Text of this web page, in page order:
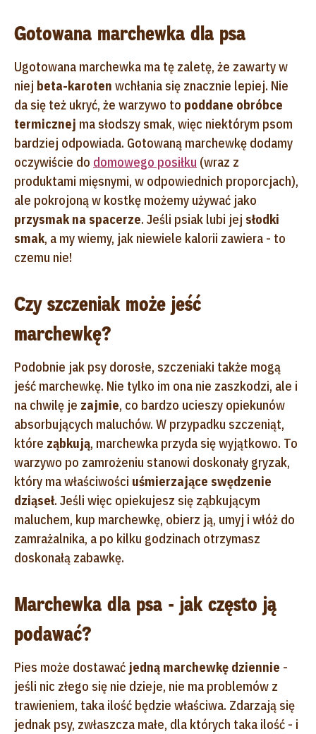
Gotowana marchewka dla psa
Ugotowana marchewka ma tę zaletę, że zawarty w
niej beta-karoten wchłania się znacznie lepiej. Nie
da się też ukryć, że warzywo to poddane obróbce
termicznej ma słodszy smak, więc niektórym psom
bardziej odpowiada. Gotowaną marchewkę dodamy
oczywiście do domowego posiłku (wraz z
produktami mięsnymi, w odpowiednich proporcjach),
ale pokrojoną w kostkę możemy używać jako
przysmak na spacerze. Jeśli psiak lubi jej słodki
smak, a my wiemy, jak niewiele kalorii zawiera - to
czemu nie!
Czy szczeniak może jeść
marchewkę?
Podobnie jak psy dorosłe, szczeniaki także mogą
jeść marchewkę. Nie tylko im ona nie zaszkodzi, ale i
na chwilę je zajmie, co bardzo ucieszy opiekunów
absorbujących maluchów. W przypadku szczeniąt,
które ząbkują, marchewka przyda się wyjątkowo. To
warzywo po zamrożeniu stanowi doskonały gryzak,
który ma właściwości uśmierzające swędzenie
dziąseł. Jeśli więc opiekujesz się ząbkującym
maluchem, kup marchewkę, obierz ją, umyj i włóż do
zamrażalnika, a po kilku godzinach otrzymasz
doskonałą zabawkę.
Marchewka dla psa - jak często ją
podawać?
Pies może dostawać jedną marchewkę dziennie -
jeśli nic złego się nie dzieje, nie ma problemów z
trawieniem, taka ilość będzie właściwa. Zdarzają się
jednak psy, zwłaszcza małe, dla których taka ilość - i